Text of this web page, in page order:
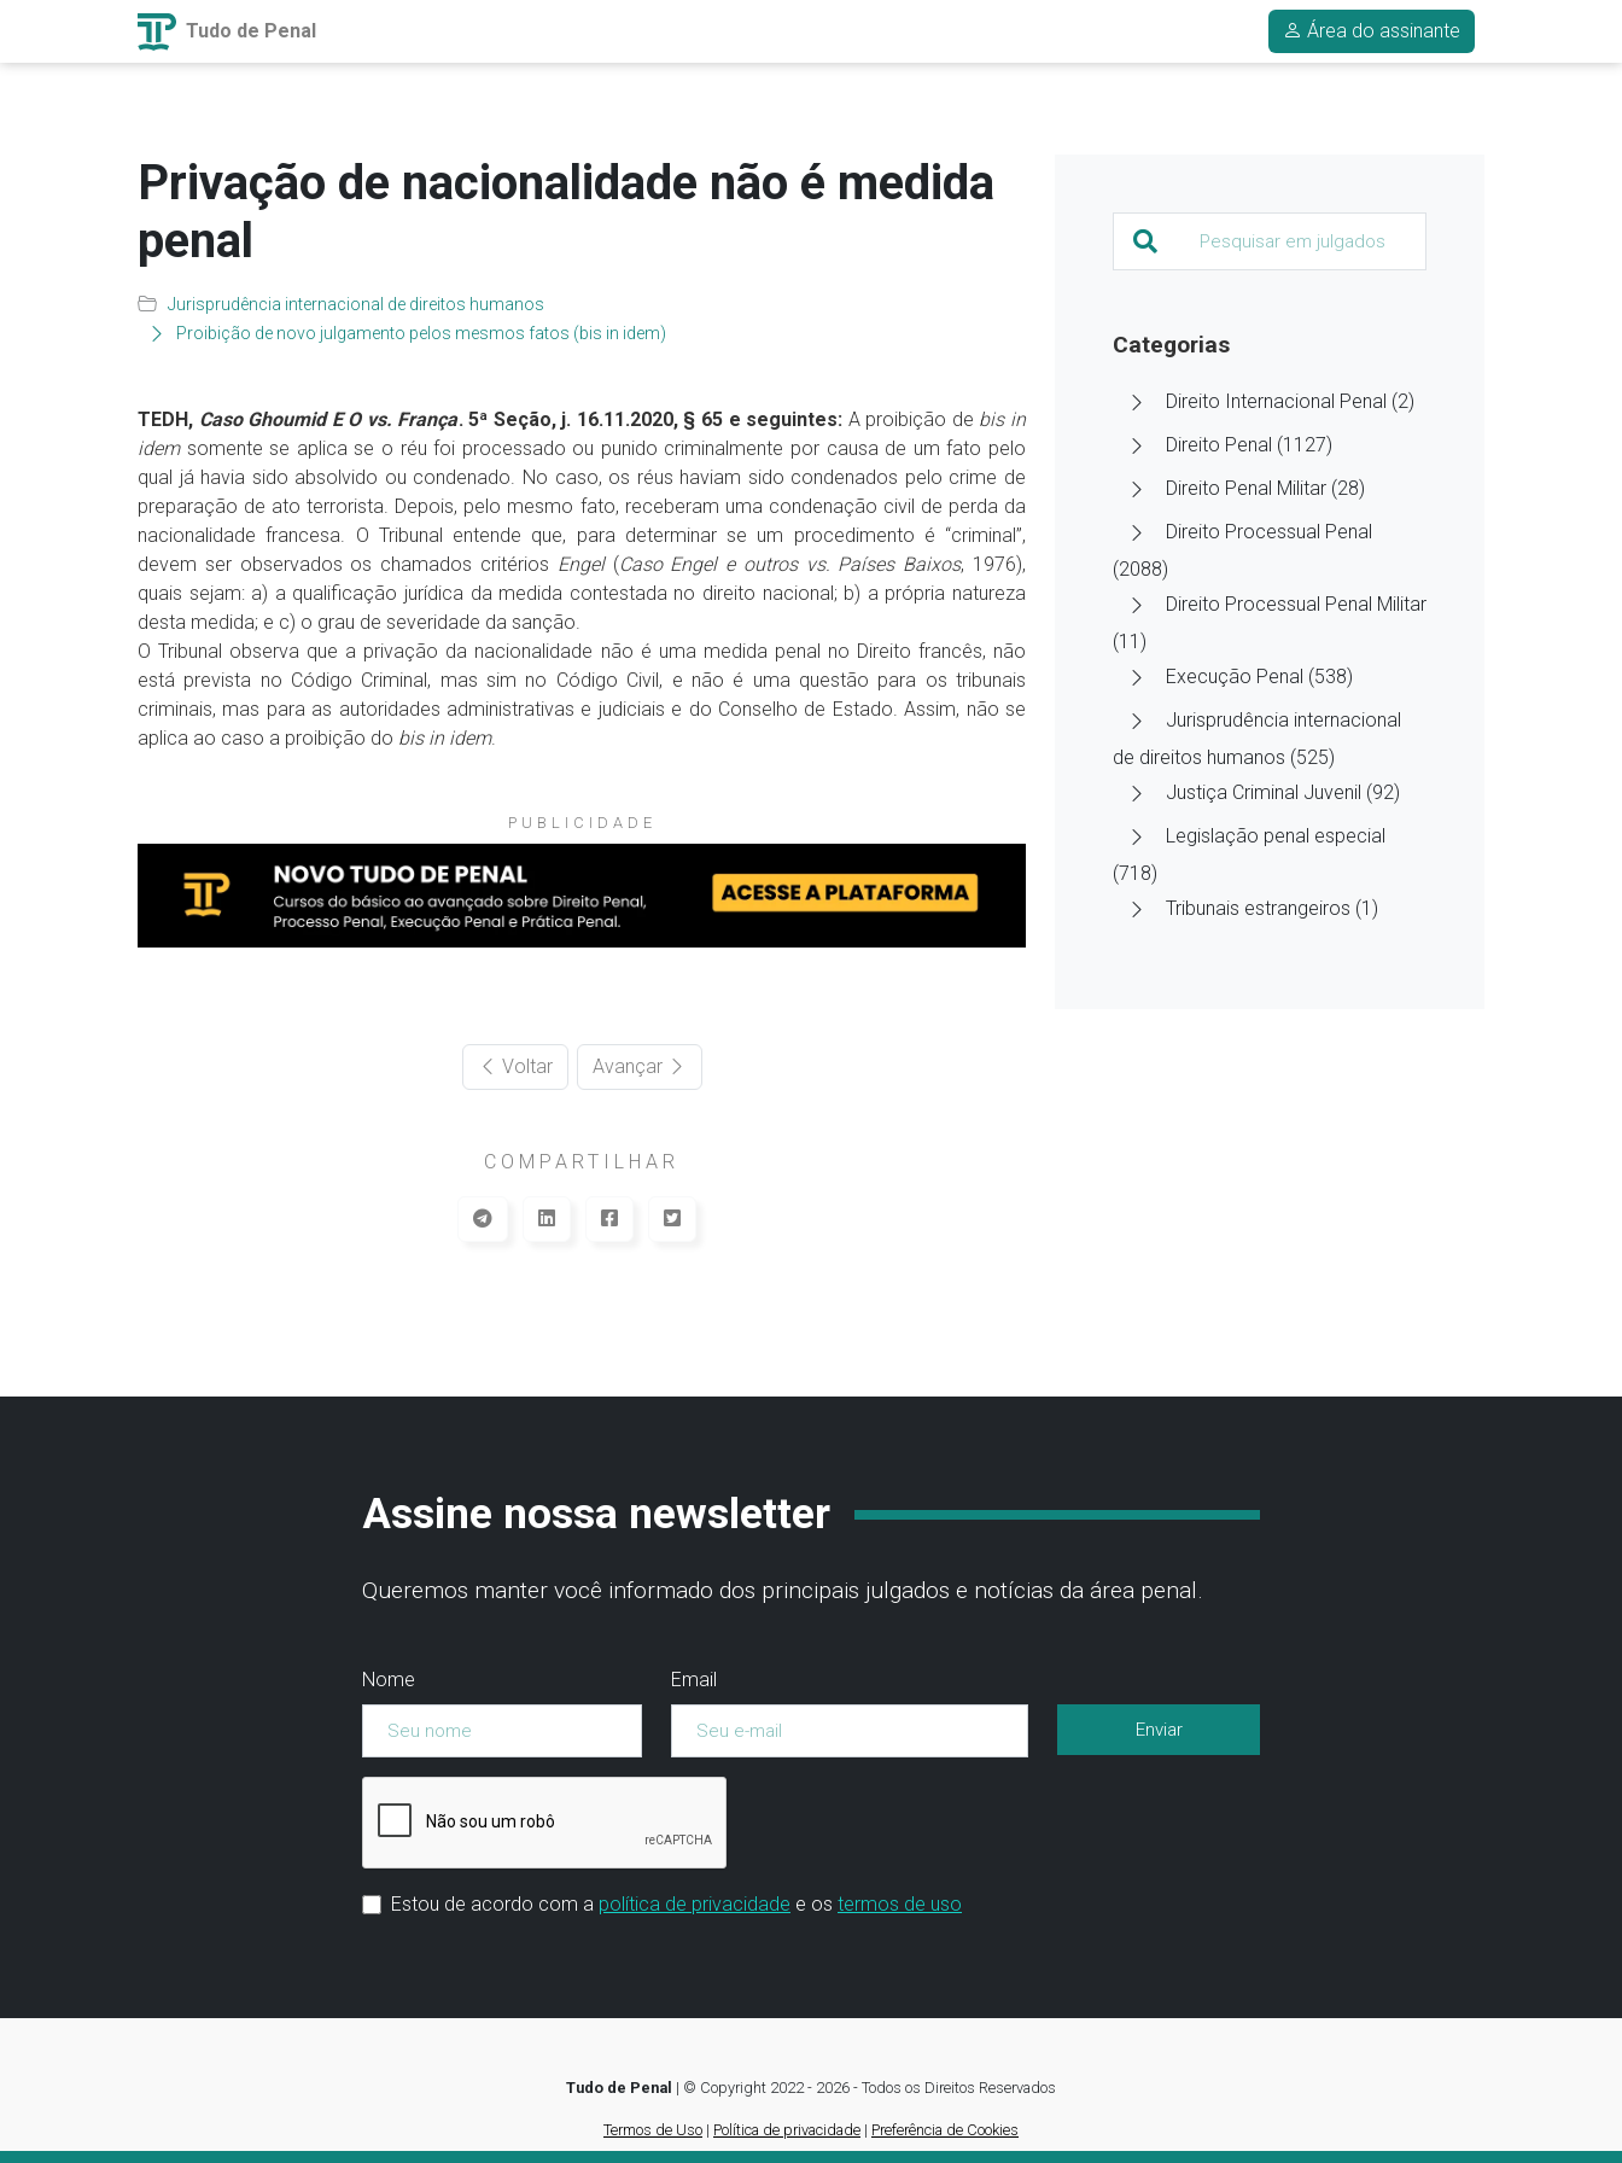
Tudo de Penal Área do assinante
Privação de nacionalidade não é medida
penal
Jurisprudência internacional de direitos humanos
Proibição de novo julgamento pelos mesmos fatos (bis in idem)
TEDH, Caso Ghoumid E O vs. França. 5ª Seção, j. 16.11.2020, § 65 e seguintes: A proibição de bis in
idemsomente se aplica se o réu foi processado ou punido criminalmente por causa de um fato pelo
qual já havia sido absolvido ou condenado. No caso, os réus haviam sido condenados pelo crime de
preparação de ato terrorista. Depois, pelo mesmo fato, receberam uma condenação civil de perda da
nacionalidade francesa. O Tribunal entende que, para determinar se um procedimento é “criminal”,
devem ser observados os chamados critérios Engel(Caso Engel e outros vs. Países Baixos, 1976),
quais sejam: a) a qualificação jurídica da medida contestada no direito nacional; b) a própria natureza
desta medida; e c) o grau de severidade da sanção.
O Tribunal observa que a privação da nacionalidade não é uma medida penal no Direito francês, não
está prevista no Código Criminal, mas sim no Código Civil, e não é uma questão para os tribunais
criminais, mas para as autoridades administrativas e judiciais e do Conselho de Estado. Assim, não se
aplica ao caso a proibição do bis in idem.
PUBLICIDADE
Voltar Avançar
COMPARTILHAR
Categorias
Direito Internacional Penal (2)
Direito Penal (1127)
Direito Penal Militar (28)
Direito Processual Penal
(2088)
Direito Processual Penal Militar
(11)
Execução Penal (538)
Jurisprudência internacional
de direitos humanos (525)
Justiça Criminal Juvenil (92)
Legislação penal especial
(718)
Tribunais estrangeiros (1)
Assine nossa newsletter
Queremos manter você informado dos principais julgados e notícias da área penal.
Nome Email
Estou de acordo com a política de privacidade e os termos de uso
Tudo de Penal | © Copyright 2022 - 2026 - Todos os Direitos Reservados
Termos de Uso | Política de privacidade | Preferência de Cookies